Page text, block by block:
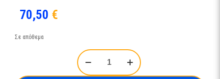
70,50 €
Σε απόθεμα
Kaspersky
Small
Office